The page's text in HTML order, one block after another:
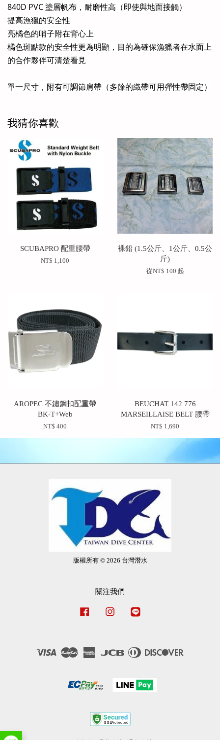
840D PVC 塗層帆布，耐磨性高（即使與地面接觸）
提高漁獵的安全性
亮橘色的哨子附在背心上
橘色斑點款的安全性更為明顯，目的為確保漁獵者在水面上
的合作夥伴可清楚看見
單一尺寸，附有可調節肩帶（多餘的織帶可用彈性帶固定）
我猜你喜歡
SCUBAPRO 配重腰帶
NT$ 1,100
裸鉛 (1.5公斤、1公斤、0.5公
斤)
從NT$ 100 起
AROPEC 不鏽鋼扣配重帶
BK-T+Web
NT$ 400
BEUCHAT 142 776
MARSEILLAISE BELT 腰帶
NT$ 1,690
版權所有 © 2026 台灣潛水
關注我們
Facebook Instagram
Visa Master
American
JCB
Diners